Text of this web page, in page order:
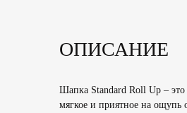
ОПИСАНИЕ
Шапка Standard Roll Up – это
мягкое и приятное на